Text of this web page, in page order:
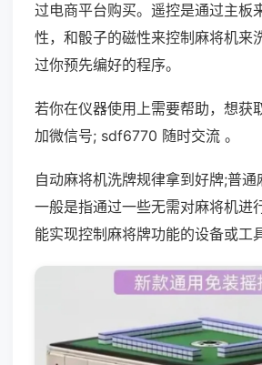
过电商平台购买。遥控是通过主板
性，和骰子的磁性来控制麻将机来
过你预先编好的程序。
若你在仪器使用上需要帮助，想获
加微信号; sdf6770 随时交流 。
自动麻将机洗牌规律拿到好牌;普
一般是指通过一些无需对麻将机进
能实现控制麻将牌功能的设备或工